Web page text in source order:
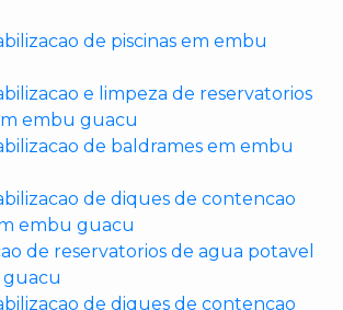
de piscinas em embu
e limpeza de reservatorios
embu guacu
de baldrames em embu
de diques de contencao
embu guacu
de reservatorios de agua potavel
de diques de contencao